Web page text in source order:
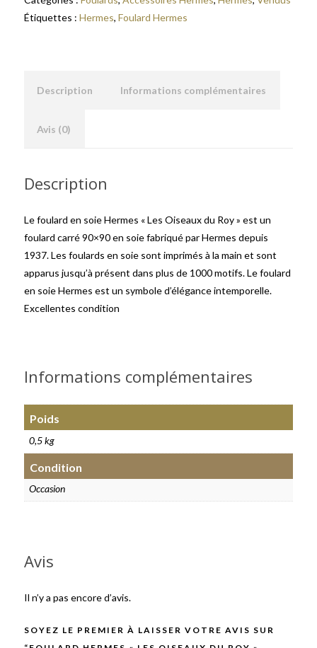
Étiquettes : Hermes, Foulard Hermes
Description Informations complémentaires
Avis (0)
Description
Le foulard en soie Hermes « Les Oiseaux du Roy » est un
foulard carré 90×90 en soie fabriqué par Hermes depuis
1937. Les foulards en soie sont imprimés à la main et sont
apparus jusqu’à présent dans plus de 1000 motifs. Le foulard
en soie Hermes est un symbole d’élégance intemporelle.
Excellentes condition
Informations complémentaires
Poids
0,5 kg
Condition
Occasion
Avis
Il n’y a pas encore d’avis.
SOYEZ LE PREMIER À LAISSER VOTRE AVIS SUR